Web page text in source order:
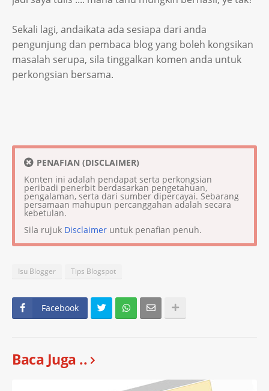
Sekali lagi, andaikata ada sesiapa dari anda
pengunjung dan pembaca blog yang boleh kongsikan
masalah serupa, sila tinggalkan komen anda untuk
perkongsian bersama.
PENAFIAN (DISCLAIMER)
Konten ini adalah pendapat serta perkongsian
peribadi penerbit berdasarkan pengetahuan,
pengalaman, serta dari sumber dipercayai. Sebarang
persamaan mahupun percanggahan adalah secara
kebetulan.
Sila rujuk Disclaimer untuk penafian penuh.
Isu Blogger Tips Blogspot
Facebook
Baca Juga ..